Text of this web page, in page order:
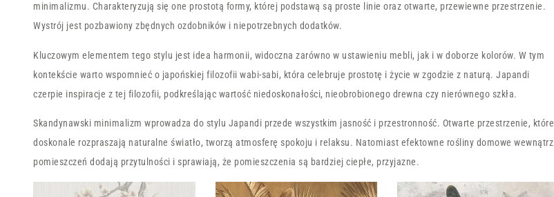
minimalizmu. Charakteryzują się one prostotą formy, której podstawą są proste linie oraz otwarte, przewiewne przestrzenie.
Wystrój jest pozbawiony zbędnych ozdobników i niepotrzebnych dodatków.
Kluczowym elementem tego stylu jest idea harmonii, widoczna zarówno w ustawieniu mebli, jak i w doborze kolorów. W tym
kontekście warto wspomnieć o japońskiej filozofii wabi-sabi, która celebruje prostotę i życie w zgodzie z naturą. Japandi
czerpie inspiracje z tej filozofii, podkreślając wartość niedoskonałości, nieobrobionego drewna czy nierównego szkła.
Skandynawski minimalizm wprowadza do stylu Japandi przede wszystkim jasność i przestronność. Otwarte przestrzenie, które
doskonale rozpraszają naturalne światło, tworzą atmosferę spokoju i relaksu. Natomiast efektowne rośliny domowe wewnątrz
pomieszczeń dodają przytulności i sprawiają, że pomieszczenia są bardziej ciepłe, przyjazne.